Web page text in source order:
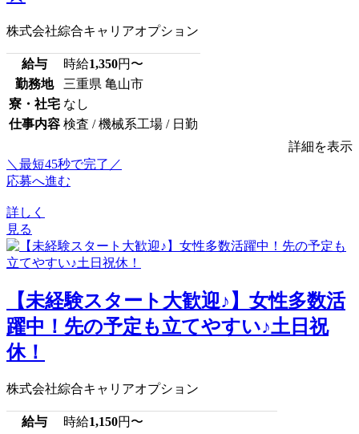
株式会社綜合キャリアオプション
給与 時給1,350円〜
勤務地
三重県 亀山市
寮・社宅 なし
仕事内容 検査 / 機械系工場 / 日勤
詳細を表示
＼最短45秒で完了／
応募へ進む
詳しく
見る
【未経験スタート大歓迎♪】女性多数活
躍中！先の予定も立てやすい♪土日祝
休！
株式会社綜合キャリアオプション
給与 時給1,150円〜